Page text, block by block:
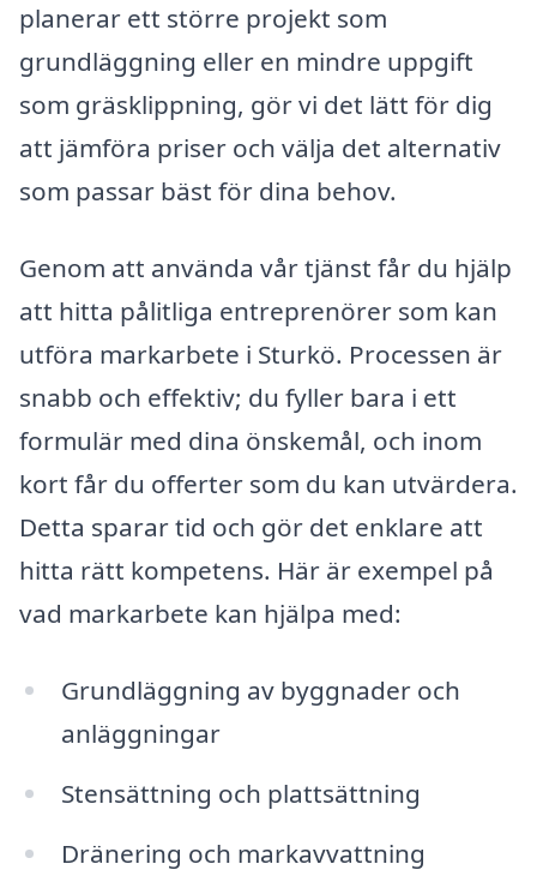
planerar ett större projekt som
grundläggning eller en mindre uppgift
som gräsklippning, gör vi det lätt för dig
att jämföra priser och välja det alternativ
som passar bäst för dina behov.
Genom att använda vår tjänst får du hjälp
att hitta pålitliga entreprenörer som kan
utföra markarbete i Sturkö. Processen är
snabb och effektiv; du fyller bara i ett
formulär med dina önskemål, och inom
kort får du offerter som du kan utvärdera.
Detta sparar tid och gör det enklare att
hitta rätt kompetens. Här är exempel på
vad markarbete kan hjälpa med:
Grundläggning av byggnader och
anläggningar
Stensättning och plattsättning
Dränering och markavvattning